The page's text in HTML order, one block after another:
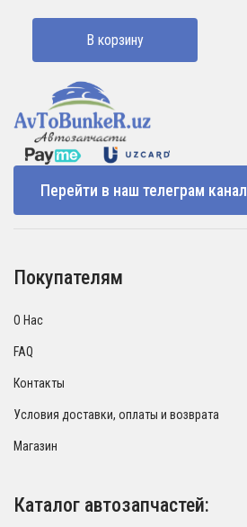
составляла
3000000 UZS.
2500000 UZS.
В корзину
Перейти в наш телеграм канал
Покупателям
О Нас
FAQ
Контакты
Условия доставки, оплаты и возврата
Магазин
Каталог автозапчастей: